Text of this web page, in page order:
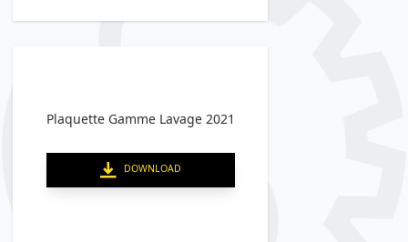
Plaquette Gamme Lavage 2021
DOWNLOAD